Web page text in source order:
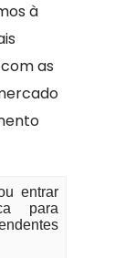
à
as
entrar
para